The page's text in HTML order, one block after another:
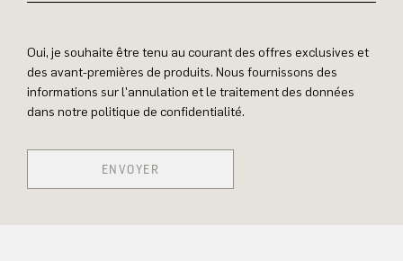
Oui, je souhaite être tenu au courant des offres exclusives et
des avant-premières de produits. Nous fournissons des
informations sur l'annulation et le traitement des données
dans notre politique de confidentialité.
ENVOYER